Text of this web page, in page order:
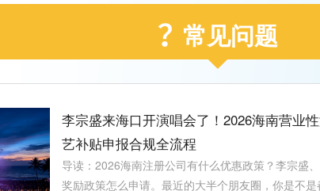
常见问题
李宗盛来海口开演唱会了！2026海南营业
艺补贴申报合规全流程
导读：2026海南注册公司有什么优惠政策？李宗盛
奖励政策怎么申请。最近的大半个朋友圈，你是不